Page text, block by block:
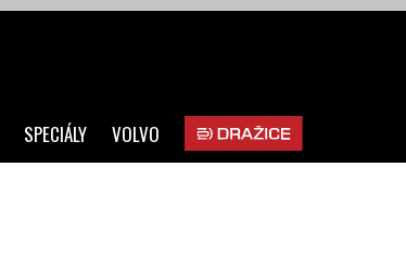
SPECIÁLY VOLVO